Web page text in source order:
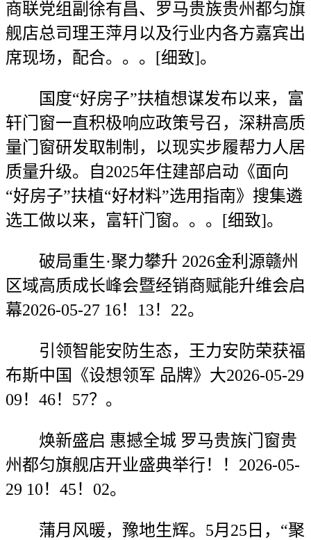
商联党组副徐有昌、罗马贵族贵州都匀旗
舰店总司理王萍月以及行业内各方嘉宾出
席现场，配合。。。[细致]。
国度“好房子”扶植想谋发布以来，富
轩门窗一直积极响应政策号召，深耕高质
量门窗研发取制制，以现实步履帮力人居
质量升级。自2025年住建部启动《面向
“好房子”扶植“好材料”选用指南》搜集遴
选工做以来，富轩门窗。。。[细致]。
破局重生·聚力攀升 2026金利源赣州
区域高质成长峰会暨经销商赋能升维会启
幕2026-05-27 16！13！22。
引领智能安防生态，王力安防荣获福
布斯中国《设想领军 品牌》大2026-05-29
09！46！57？。
焕新盛启 惠撼全城 罗马贵族门窗贵
州都匀旗舰店开业盛典举行！！2026-05-
29 10！45！02。
蒲月风暖，豫地生辉。5月25日，“聚